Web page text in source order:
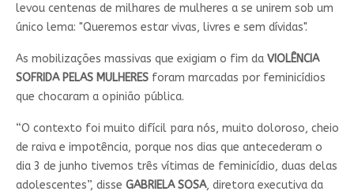
levou centenas de milhares de mulheres a se unirem sob um
único lema: "Queremos estar vivas, livres e sem dívidas".
As mobilizações massivas que exigiam o fim daVIOLÊNCIA
SOFRIDA PELAS MULHERESforam marcadas por feminicídios
que chocaram a opinião pública.
“O contexto foi muito difícil para nós, muito doloroso, cheio
de raiva e impotência, porque nos dias que antecederam o
dia 3 de junho tivemos três vítimas de feminicídio, duas delas
adolescentes”, disse GABRIELA SOSA, diretora executiva da